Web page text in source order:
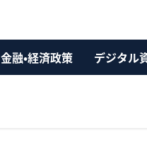
金融・経済政策 デジタル